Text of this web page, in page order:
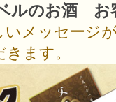
ルのお酒 お
いメッセージ
ます。